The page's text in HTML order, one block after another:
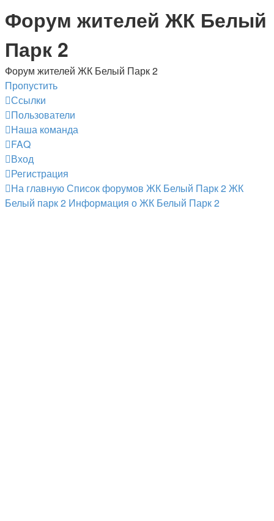
Форум жителей ЖК Белый
Парк 2
Форум жителей ЖК Белый Парк 2
Пропустить
Ссылки
Пользователи
Наша команда
FAQ
Вход
Регистрация
На главнуюСписок форумов ЖК Белый Парк 2 ЖК
Белый парк 2 Информация о ЖК Белый Парк 2